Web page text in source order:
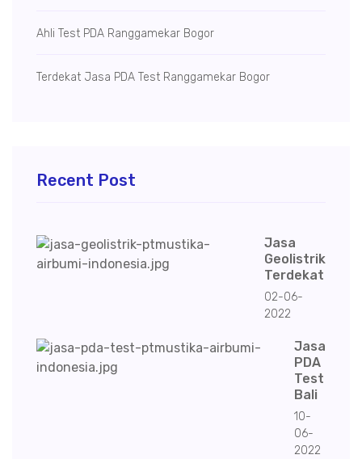
Ahli Test PDA Ranggamekar Bogor
Terdekat Jasa PDA Test Ranggamekar Bogor
Recent Post
Jasa
Geolistrik
Terdekat
02-06-
2022
Jasa
PDA
Test
Bali
10-
06-
2022